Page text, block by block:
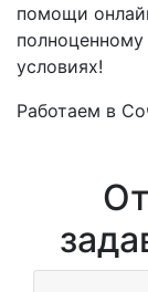
помощи
условиях!
Работаем в